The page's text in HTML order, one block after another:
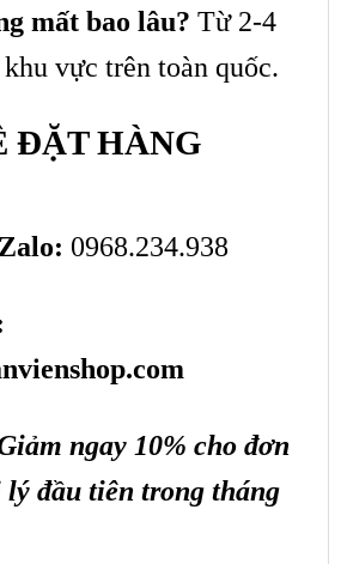
mất bao lâu? Từ 2-4
vực trên toàn quốc.
ĐẶT HÀNG
0968.234.938
ngay 10% cho đơn
lý đầu tiên trong tháng